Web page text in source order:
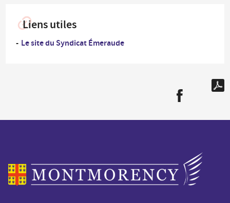
Liens utiles
Le site du Syndicat Émeraude